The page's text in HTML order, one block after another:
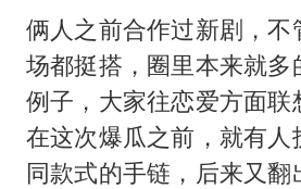
俩人之前合作过新剧，不
场都挺搭，圈里本来就多
例子，大家往恋爱方面联
在这次爆瓜之前，就有人
同款式的手链，后来又翻